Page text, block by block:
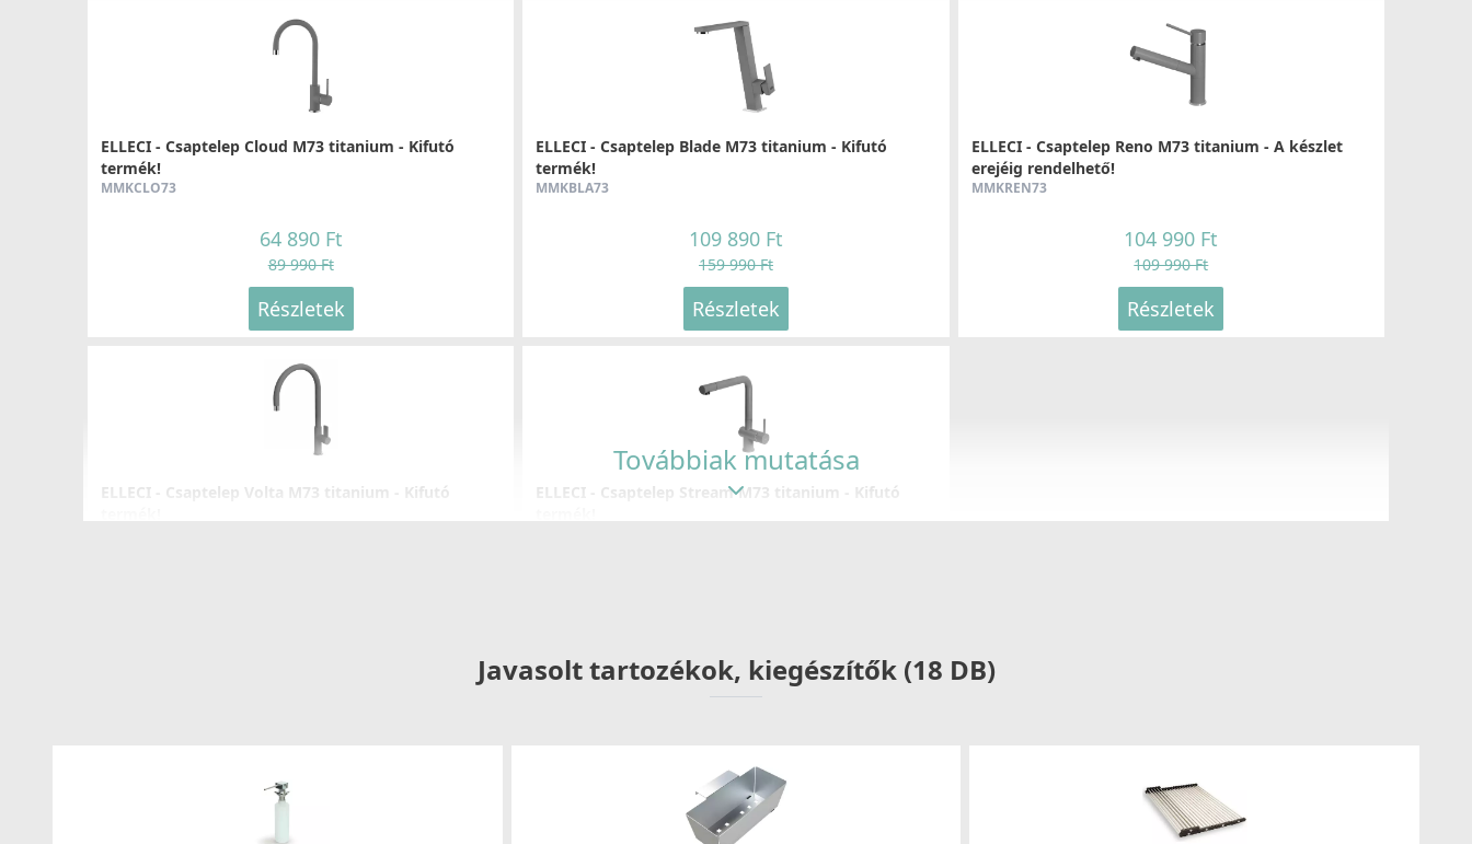
ELLECI - Csaptelep Cloud M73 titanium - Kifutó
termék!
MMKCLO73
64 890 Ft
89 990 Ft
Részletek
ELLECI - Csaptelep Blade M73 titanium - Kifutó
termék!
MMKBLA73
109 890 Ft
159 990 Ft
Részletek
ELLECI - Csaptelep Reno M73 titanium - A készlet
erejéig rendelhető!
MMKREN73
104 990 Ft
109 990 Ft
Részletek
ELLECI - Csaptelep Volta M73 titanium - Kifutó
ELLECI - Csaptelep Stream M73 titanium - Kifutó
Részletek
Továbbiak mutatása
Javasolt tartozékok, kiegészítők (18 DB)